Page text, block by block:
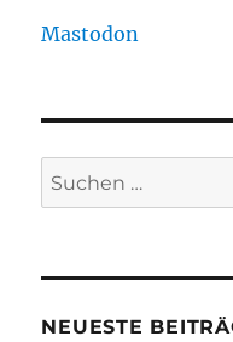
Mastodon
Suchen
nach:
NEUESTE